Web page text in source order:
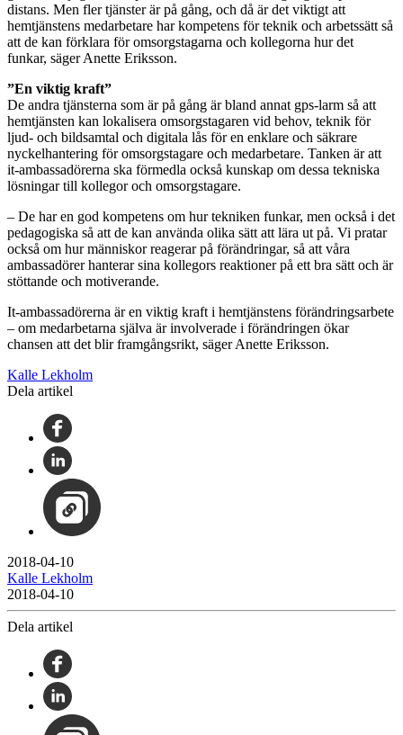
distans. Men fler tjänster är på gång, och då är det viktigt att
hemtjänstens medarbetare har kompetens för teknik och arbetssätt så
att de kan förklara för omsorgstagarna och kollegorna hur det
funkar, säger Anette Eriksson.
”En viktig kraft”
De andra tjänsterna som är på gång är bland annat gps-larm så att
hemtjänsten kan lokalisera omsorgstagaren vid behov, teknik för
ljud- och bildsamtal och digitala lås för en enklare och säkrare
nyckelhantering för omsorgstagare och medarbetare. Tanken är att
it-ambassadörerna ska förmedla också kunskap om dessa tekniska
lösningar till kollegor och omsorgstagare.
– De har en god kompetens om hur tekniken funkar, men också i det
pedagogiska så att de kan använda olika sätt att lära ut på. Vi pratar
också om hur människor reagerar på förändringar, så att våra
ambassadörer hanterar sina kollegors reaktioner på ett bra sätt och är
stöttande och motiverande.
It-ambassadörerna är en viktig kraft i hemtjänstens förändringsarbete
– om medarbetarna själva är involverade i förändringen ökar
chansen att det blir framgångsrikt, säger Anette Eriksson.
Kalle Lekholm
Dela artikel
2018-04-10
Kalle Lekholm
2018-04-10
Dela artikel